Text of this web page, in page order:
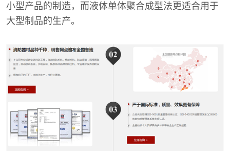
小型产品的制造，而液体单体聚合成型法更适合用于
大型制品的生产。